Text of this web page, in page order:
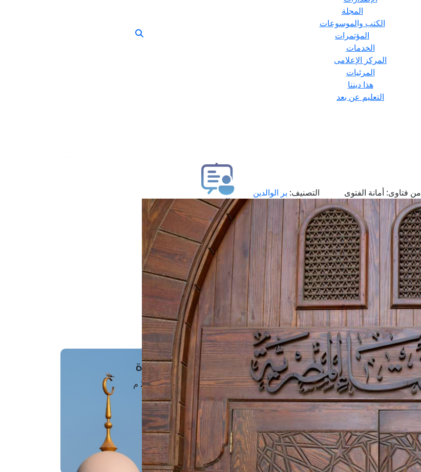
المجلة
الكتب والموسوعات
المؤتمرات
الخدمات
المركز الإعلامى
المرئيات
هذا ديننا
التعليم عن بعد
من فتاوى: أمانة الفتوى التصنيف: بر الوالدين
طلب فتوى
استعلام عن فتوى
حجز موعد
الفتوى الهاتفية
مَواقِيتُ الصَّـــلاة
القاهرة · 08 أغسطس 2026 م
الفجر
4 :42
الشروق
6 :18
الظهر